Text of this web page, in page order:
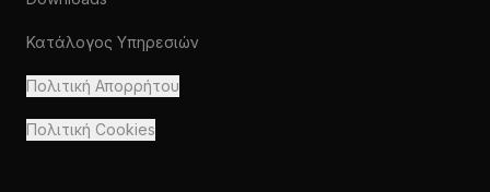
Κατάλογος Υπηρεσιών
Πολιτική Απορρήτου
Πολιτική Cookies